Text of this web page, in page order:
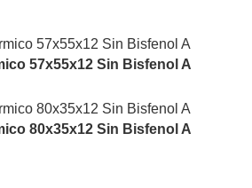
57x55x12 Sin Bisfenol A
80x35x12 Sin Bisfenol A